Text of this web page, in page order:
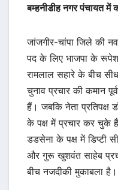
बम्हनीडीह नगर पंचायत में
जांजगीर-चांपा जिले की
पद के लिए भाजपा के
रामलाल सहारे के बीच
चुनाव प्रचार की कमान
हैं। जबकि नेता प्रतिपक्ष
के पक्ष में प्रचार कर चुके
डडसेना के पक्ष में डिप्टी
और गुरू खुशवंत साहेब
बीच नजदीकी मुकाबला है।